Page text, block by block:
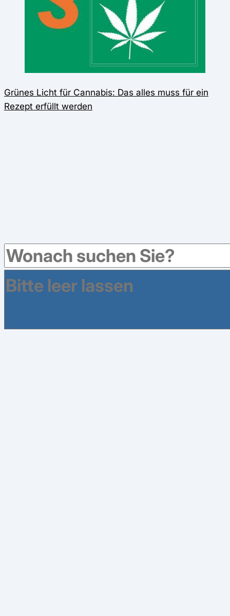
Grünes Licht für Cannabis: Das alles muss für ein
Rezept erfüllt werden